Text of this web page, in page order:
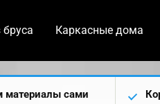
Каркасные дома
материалы сами